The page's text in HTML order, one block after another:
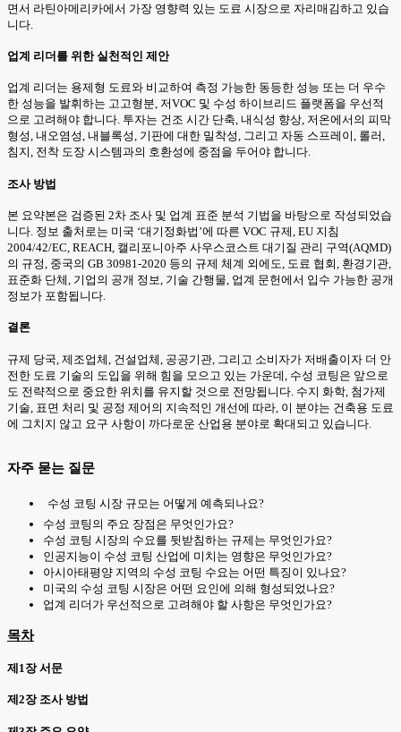
면서 라틴아메리카에서 가장 영향력 있는 도료 시장으로 자리매김하고 있습
니다.
업계 리더를 위한 실천적인 제안
업계 리더는 용제형 도료와 비교하여 측정 가능한 동등한 성능 또는 더 우수
한 성능을 발휘하는 고고형분, 저VOC 및 수성 하이브리드 플랫폼을 우선적
으로 고려해야 합니다. 투자는 건조 시간 단축, 내식성 향상, 저온에서의 피막
형성, 내오염성, 내블록성, 기판에 대한 밀착성, 그리고 자동 스프레이, 롤러,
침지, 전착 도장 시스템과의 호환성에 중점을 두어야 합니다.
조사 방법
본 요약본은 검증된 2차 조사 및 업계 표준 분석 기법을 바탕으로 작성되었습
니다. 정보 출처로는 미국 ‘대기정화법’에 따른 VOC 규제, EU 지침
2004/42/EC, REACH, 캘리포니아주 사우스코스트 대기질 관리 구역(AQMD)
의 규정, 중국의 GB 30981-2020 등의 규제 체계 외에도, 도료 협회, 환경기관,
표준화 단체, 기업의 공개 정보, 기술 간행물, 업계 문헌에서 입수 가능한 공개
정보가 포함됩니다.
결론
규제 당국, 제조업체, 건설업체, 공공기관, 그리고 소비자가 저배출이자 더 안
전한 도료 기술의 도입을 위해 힘을 모으고 있는 가운데, 수성 코팅은 앞으로
도 전략적으로 중요한 위치를 유지할 것으로 전망됩니다. 수지 화학, 첨가제
기술, 표면 처리 및 공정 제어의 지속적인 개선에 따라, 이 분야는 건축용 도료
에 그치지 않고 요구 사항이 까다로운 산업용 분야로 확대되고 있습니다.
자주 묻는 질문
수성 코팅 시장 규모는 어떻게 예측되나요?
수성 코팅의 주요 장점은 무엇인가요?
수성 코팅 시장의 수요를 뒷받침하는 규제는 무엇인가요?
인공지능이 수성 코팅 산업에 미치는 영향은 무엇인가요?
아시아태평양 지역의 수성 코팅 수요는 어떤 특징이 있나요?
미국의 수성 코팅 시장은 어떤 요인에 의해 형성되었나요?
업계 리더가 우선적으로 고려해야 할 사항은 무엇인가요?
목차
제1장 서문
제2장 조사 방법